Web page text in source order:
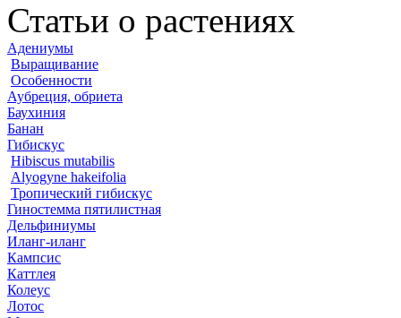
Статьи о растениях
Адениумы
Выращивание
Особенности
Аубреция, обриета
Баухиния
Банан
Гибискус
Hibiscus mutabilis
Alyogyne hakeifolia
Тропический гибискус
Гиностемма пятилистная
Дельфиниумы
Иланг-иланг
Кампсис
Каттлея
Колеус
Лотос